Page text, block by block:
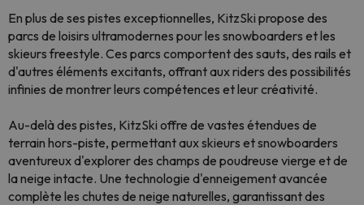
En plus de ses pistes exceptionnelles, KitzSki propose des
parcs de loisirs ultramodernes pour les snowboarders et les
skieurs freestyle. Ces parcs comportent des sauts, des rails et
d'autres éléments excitants, offrant aux riders des possibilités
infinies de montrer leurs compétences et leur créativité.
Au-delà des pistes, KitzSki offre de vastes étendues de
terrain hors-piste, permettant aux skieurs et snowboarders
aventureux d'explorer des champs de poudreuse vierge et de
la neige intacte. Une technologie d'enneigement avancée
complète les chutes de neige naturelles, garantissant des